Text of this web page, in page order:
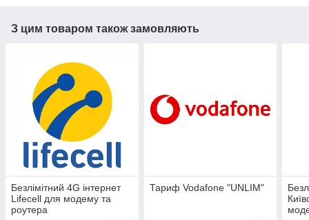
З цим товаром також замовляють
Безлімітний 4G інтернет
Lifecell для модему та
роутера
Тариф Vodafone "UNLIM"